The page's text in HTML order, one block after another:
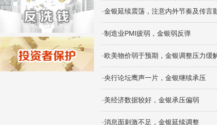
·金银延续震荡，注意内外节奏及传言
·制造业PMI疲弱，金银弱反弹
·欧美物价弱于预期，金银调整压力缓
·央行论坛鹰声一片，金银继续承压
·美经济数据较好，金银承压偏弱
·消息面刺激不足，金银延续调整
68817209
北京营业部：010-65005128
广州营业部：020-28129909，020-
28129902
青岛营业部：0532-83101951、
0532-83101962
绵阳营业部：0816-2238660，0816-